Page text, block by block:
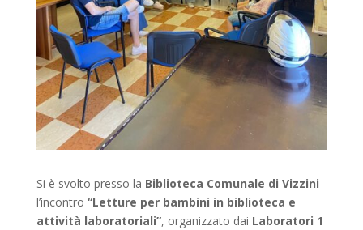
Si è svolto presso la Biblioteca Comunale di Vizzini
l’incontro “Letture per bambini in biblioteca e
attività laboratoriali”, organizzato dai Laboratori 1